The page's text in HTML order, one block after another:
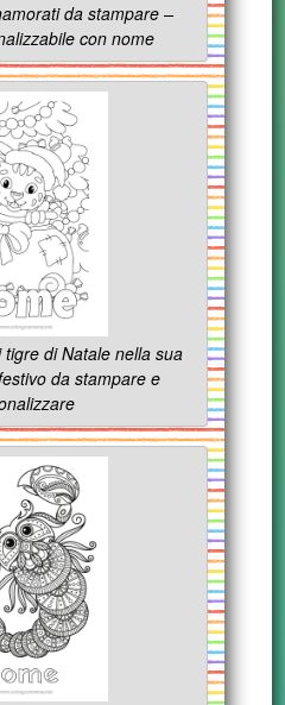
da stampare –
con nome
di Natale nella sua
da stampare e